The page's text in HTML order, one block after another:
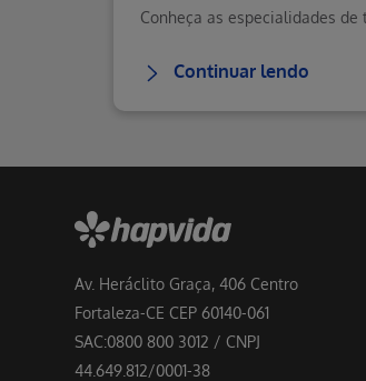
Continuar lendo
Av. Heráclito Graça, 406 Centro
Fortaleza-CE CEP 60140-061
SAC:0800 800 3012 / CNPJ
44.649.812/0001-38